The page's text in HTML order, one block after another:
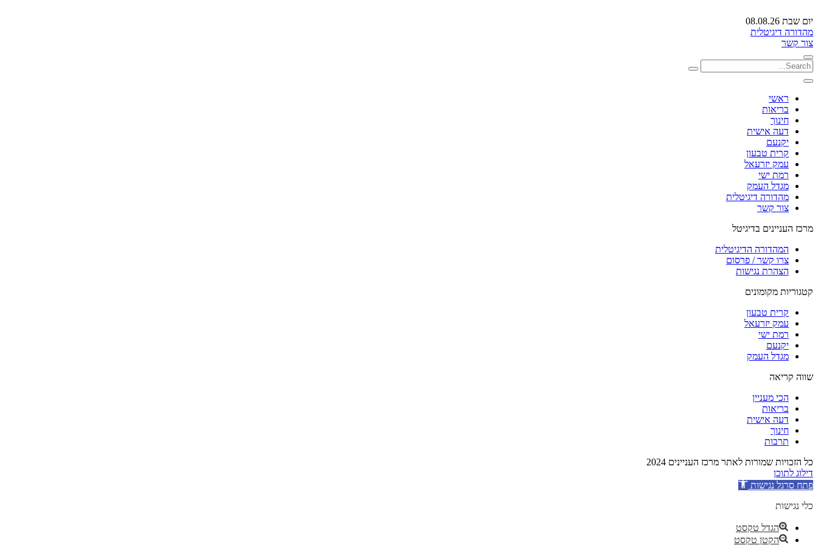
יום שבת 08.08.26
מהדורה דיגיטלית
צור קשר
ראשי
בריאות
חינוך
דעה אישית
יקנעם
קרית טבעון
עמק יזרעאל
רמת ישי
מגדל העמק
מהדורה דיגיטלית
צור קשר
מרכז העניינים בדיגיטל
המהדורה הדיגיטלית
צרו קשר / פרסום
הצהרת נגישות
קטגוריות מקומונים
קרית טבעון
עמק יזרעאל
רמת ישי
יקנעם
מגדל העמק
שווה קריאה
הכי מעניין
בריאות
דעה אישית
חינוך
תרבות
כל הזכויות שמורות לאתר מרכז העניינים 2024
דילוג לתוכן
פתח סרגל נגישות
כלי נגישות
הגדל טקסט
הקטן טקסט